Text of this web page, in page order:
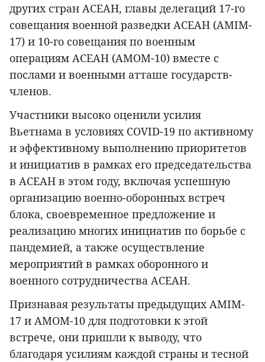
других стран АСЕАН, главы делегаций 17-го
совещания военной разведки АСЕАН (AMIM-
17) и 10-го совещания по военным
операциям АСЕАН (AMOM-10) вместе с
послами и военными атташе государств-
членов.
Участники высоко оценили усилия
Вьетнама в условиях COVID-19 по активному
и эффективному выполнению приоритетов
и инициатив в рамках его председательства
в АСЕАН в этом году, включая успешную
организацию военно-оборонных встреч
блока, своевременное предложение и
реализацию многих инициатив по борьбе с
пандемией, а также осуществление
мероприятий в рамках оборонного и
военного сотрудничества АСЕАН.
Признавая результаты предыдущих AMIM-
17 и AMOM-10 для подготовки к этой
встрече, они пришли к выводу, что
благодаря усилиям каждой страны и тесной